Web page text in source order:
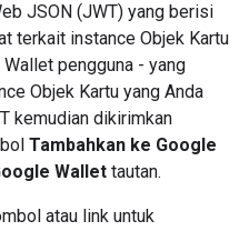
JSON (JWT) yang berisi
terkait instance Objek Kartu
pengguna - yang
Objek Kartu yang Anda
kemudian dikirimkan
Tambahkan ke Google
Wallet tautan.
atau link untuk